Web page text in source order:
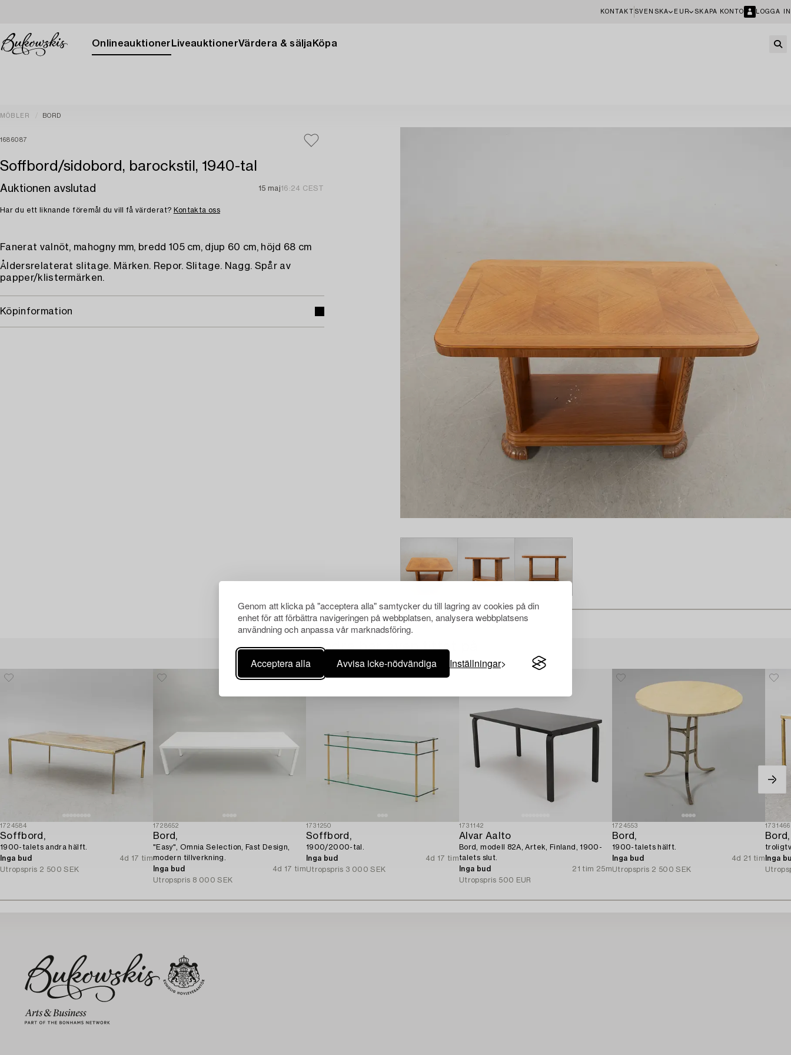
Genom att klicka på "acceptera alla" samtycker du till lagring av cookies på din
enhet för att förbättra navigeringen på webbplatsen, analysera webbplatsens
användning och anpassa vår marknadsföring.
Acceptera alla Avvisa icke-nödvändiga Inställningar
KONTAKT SVENSKA EUR SKAPA KONTO LOGGA IN
Onlineauktioner LiveauktionerVärdera & sälja Köpa
MÖBLER BORD
1686087
Soffbord/sidobord, barockstil, 1940-tal
Auktionen avslutad 15 maj16:24 CEST
Har du ett liknande föremål du vill få värderat? Kontakta oss
Fanerat valnöt, mahogny mm, bredd 105 cm, djup 60 cm, höjd 68 cm
Åldersrelaterat slitage. Märken. Repor. Slitage. Nagg. Spår av
papper/klistermärken.
Köpinformation
Andra har även tittat på
1724584
Soffbord,
1900-talets andra hälft.
Inga bud
4d 17 tim
Utropspris 2 500 SEK
1728652
Bord,
"Easy", Omnia Selection, Fast Design,
modern tillverkning.
Inga bud
4d 17 tim
Utropspris 8 000 SEK
1731250
Soffbord,
1900/2000-tal.
Inga bud
4d 17 tim
Utropspris 3 000 SEK
1731142
Alvar Aalto
Bord, modell 82A, Artek, Finland, 1900-
talets slut.
Inga bud
21 tim 25m
Utropspris 500 EUR
1724553
Bord,
1900-talets hälft.
Inga bud
4d 21 tim
Utropspris 2 500 SEK
1731466
Bord,
Inga